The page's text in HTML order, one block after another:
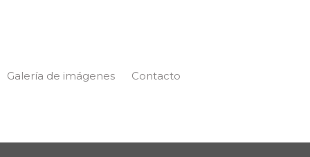
Galería de imágenes Contacto